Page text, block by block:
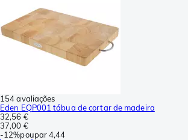
154 avaliações
Eden EQP001 tábua de cortar de madeira
32,56 €
37,00 €
-12%poupar4,44